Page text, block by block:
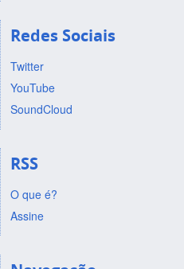
Redes Sociais
Twitter
YouTube
SoundCloud
RSS
O que é?
Assine